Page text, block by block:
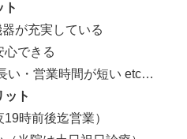
ト
が充実している
心できる
い・営業時間が短い etc…
ット
時前後迄営業）